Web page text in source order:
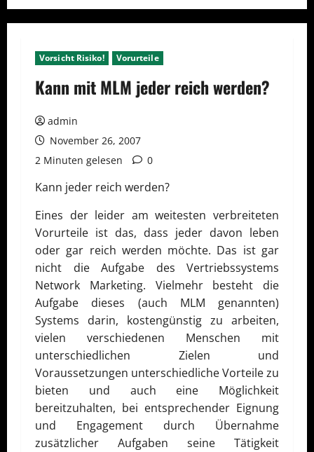
Vorsicht Risiko! Vorurteile
Kann mit MLM jeder reich werden?
admin
November 26, 2007
2 Minuten gelesen
0
Kann jeder reich werden?
Eines der leider am weitesten verbreiteten
Vorurteile ist das, dass jeder davon leben
oder gar reich werden möchte. Das ist gar
nicht die Aufgabe des Vertriebssystems
Network Marketing. Vielmehr besteht die
Aufgabe dieses (auch MLM genannten)
Systems darin, kostengünstig zu arbeiten,
vielen verschiedenen Menschen mit
unterschiedlichen Zielen und
Voraussetzungen unterschiedliche Vorteile zu
bieten und auch eine Möglichkeit
bereitzuhalten, bei entsprechender Eignung
und Engagement durch Übernahme
zusätzlicher Aufgaben seine Tätigkeit